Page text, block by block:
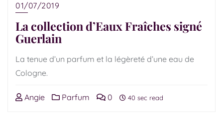
01/07/2019
La collection d’Eaux Fraîches signé
Guerlain
La tenue d’un parfum et la légèreté d’une eau de
Cologne.
Angie Parfum 0 40 sec read